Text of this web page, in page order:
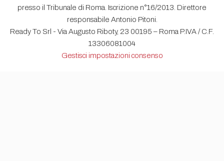
presso il Tribunale di Roma. Iscrizione n°16/2013. Direttore
responsabile Antonio Pitoni.
Ready To Srl - Via Augusto Riboty, 23 00195 – Roma P.IVA / C.F.
13306081004
Gestisci impostazioni consenso